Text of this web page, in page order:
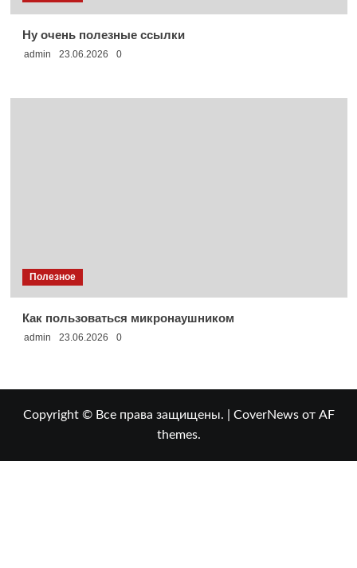
Ну очень полезные ссылки
admin 23.06.2026 0
Полезное
Как пользоваться микронаушником
admin 23.06.2026 0
Copyright © Все права защищены. CoverNewsот AF
themes.